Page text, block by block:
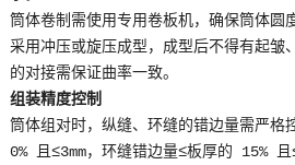
筒体卷制需使用专用卷板机，确保筒体
采用冲压或旋压成型，成型后不得有起皱
的对接需保证曲率一致。
组装精度控制
筒体组对时，纵缝、环缝的错边量需严
0% 且≤3mm，环缝错边量≤板厚的 15% 且